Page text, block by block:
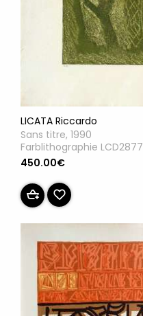
LICATA Riccardo
Sans titre, 1990
Farblithographie LCD2877
450.00€